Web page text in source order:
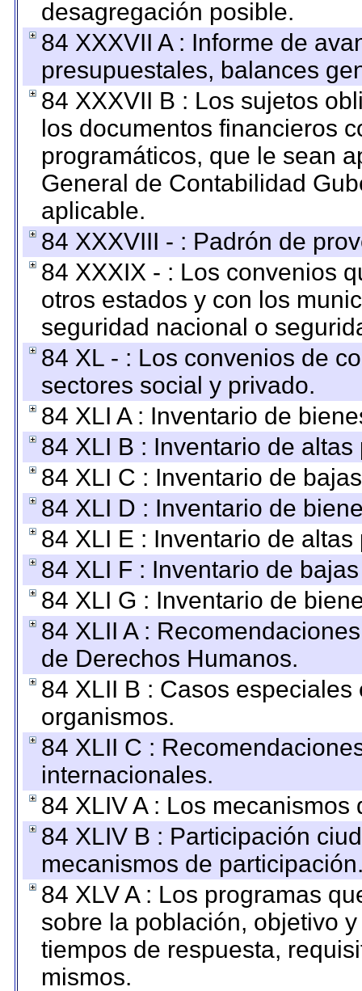
desagregación posible.
84 XXXVII A : Informe de
presupuestales, balances
84 XXXVII B : Los sujetos
los documentos financieros
programáticos, que le sean
General de Contabilidad
aplicable.
84 XXXVIII - : Padrón de
84 XXXIX - : Los convenios
otros estados y con los
seguridad nacional o
84 XL - : Los convenios de
sectores social y privado.
84 XLI A : Inventario de
84 XLI B : Inventario de
84 XLI C : Inventario de
84 XLI D : Inventario de
84 XLI E : Inventario de
84 XLI F : Inventario de
84 XLI G : Inventario de
84 XLII A :
de Derechos Humanos.
84 XLII B : Casos
organismos.
84 XLII C :
internacionales.
84 XLIV A : Los
84 XLIV B : Participación
mecanismos de
84 XLV A : Los programas
sobre la población, objetivo
tiempos de respuesta,
mismos.